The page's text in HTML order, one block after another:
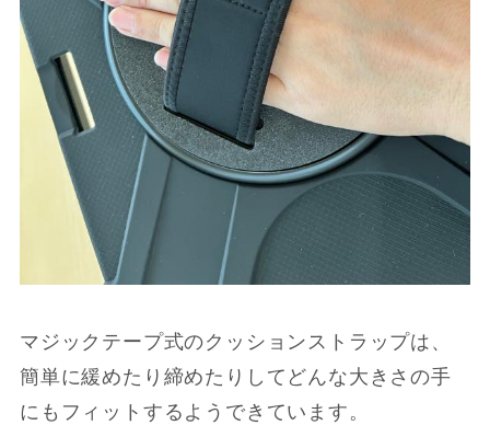
マジックテープ式のクッションストラップは、
簡単に緩めたり締めたりしてどんな大きさの手
にもフィットするようできています。